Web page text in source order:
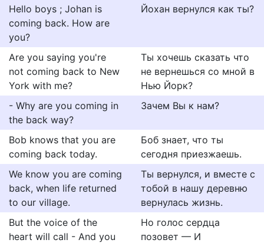
Hello boys ; Johan is
coming back. How are
you?
Йохан вернулся как ты?
Are you saying you're
not coming back to New
York with me?
Ты хочешь сказать что
не вернешься со мной в
Нью Йорк?
- Why are you coming in
the back way?
Зачем Вы к нам?
Bob knows that you are
coming back today.
Боб знает, что ты
сегодня приезжаешь.
We know you are coming
back, when life returned
to our village.
Ты вернулся, и вместе с
тобой в нашу деревню
вернулась жизнь.
But the voice of the
heart will call - And you
Но голос сердца
позовет — И